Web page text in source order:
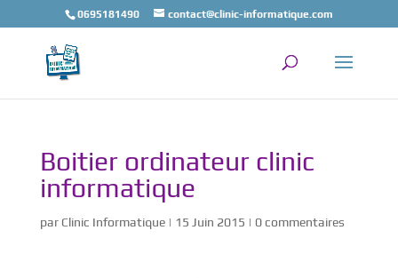
0695181490 contact@clinic-informatique.com
Boitier ordinateur clinic
informatique
par Clinic Informatique| 15 Juin 2015 | 0 commentaires